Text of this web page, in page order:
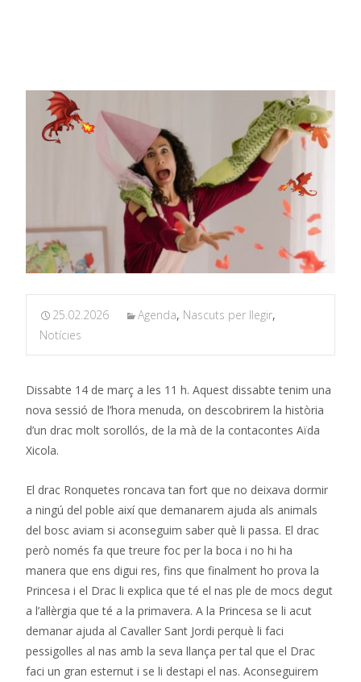
25.02.2026 Agenda, Nascuts per llegir,
Notícies
Dissabte 14 de març a les 11 h. Aquest dissabte tenim una
nova sessió de l’hora menuda, on descobrirem la història
d’un drac molt sorollós, de la mà de la contacontes Aïda
Xicola.
El drac Ronquetes roncava tan fort que no deixava dormir
a ningú del poble així que demanarem ajuda als animals
del bosc aviam si aconseguim saber què li passa. El drac
però només fa que treure foc per la boca i no hi ha
manera que ens digui res, fins que finalment ho prova la
Princesa i el Drac li explica que té el nas ple de mocs degut
a l’al·lèrgia que té a la primavera. A la Princesa se li acut
demanar ajuda al Cavaller Sant Jordi perquè li faci
pessigolles al nas amb la seva llança per tal que el Drac
faci un gran esternut i se li destapi el nas. Aconseguirem